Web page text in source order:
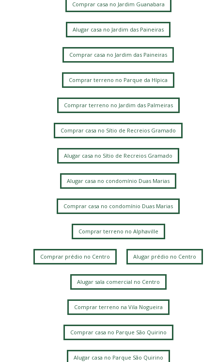
Comprar casa no Jardim Guanabara
Alugar casa no Jardim das Paineiras
Comprar casa no Jardim das Paineiras
Comprar terreno no Parque da Hípica
Comprar terreno no Jardim das Palmeiras
Comprar casa no Sítio de Recreios Gramado
Alugar casa no Sítio de Recreios Gramado
Alugar casa no condomínio Duas Marias
Comprar casa no condomínio Duas Marias
Comprar terreno no Alphaville
Comprar prédio no Centro Alugar prédio no Centro
Alugar sala comercial no Centro
Comprar terreno na Vila Nogueira
Comprar casa no Parque São Quirino
Alugar casa no Parque São Quirino